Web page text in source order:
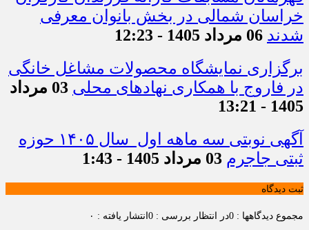
خراسان شمالی در بخش بانوان معرفی
شدند 06 مرداد 1405 - 12:23
برگزاری نمایشگاه محصولات مشاغل خانگی
در فاروج با همکاری نهادهای محلی
03 مرداد
1405 - 13:21
آگهی نوبتی سه ماهه اول سال ۱۴۰۵ حوزه
ثبتی جاجرم 03 مرداد 1405 - 1:43
ثبت دیدگاه
مجموع دیدگاهها : 0 در انتظار بررسی : 0 انتشار یافته : ۰